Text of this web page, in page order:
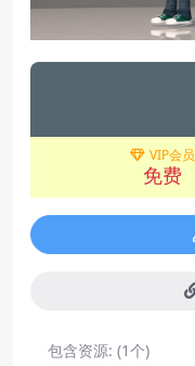
VIP会员
免费
包含资源: (1个)